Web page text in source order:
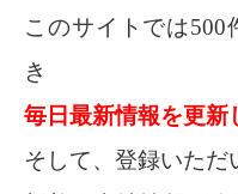
このサイトでは
き
毎日最新情報を更新
そして、登録いただ